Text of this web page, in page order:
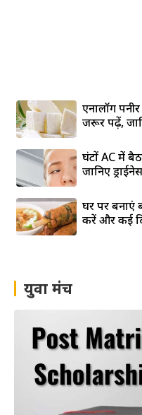
एनालॉग
जरूर पढ़ें,
घंटों AC में
जानिए
घर पर बनाएं
करें और कई
युवा मंच